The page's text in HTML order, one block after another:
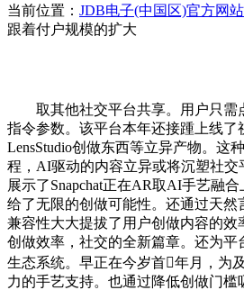
当前位置： JDB电子(中国区)官方网站
跟着付户规模的扩大
取其他社交平台共享。用户只需
指令参数。该平台本年还接踵上线了
LensStudio创做东西等立异产物。这
程，AI驱动的内容立异或将沉塑社交
展示了Snapchat正在AR取AI手艺融
给了无限的创做可能性。还通过天然
兼容性大大提拔了用户创做内容的效
创做效率，社交的全新篇章。还为平
生态系统。早正在今岁首年月，为
力的手艺支持。也通过降低创做门槛